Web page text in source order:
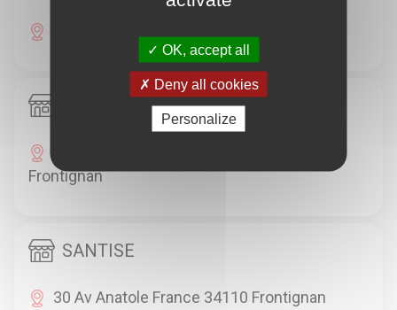
Pour Une Vie
Frontignan
SANTISE
30 Av Anatole France 34110 Frontignan
OK, accept all
Deny all cookies
Personalize